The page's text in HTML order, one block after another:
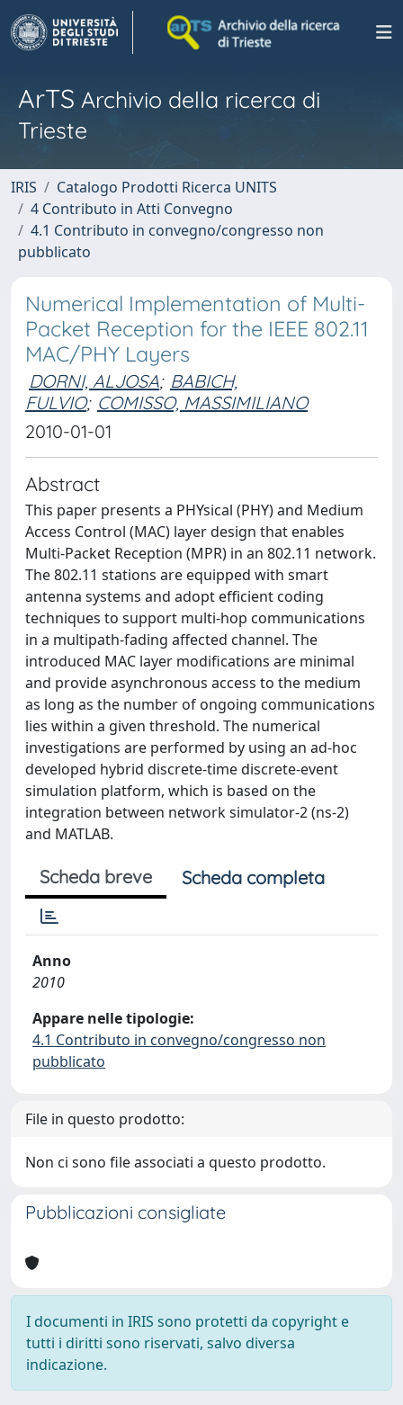
ArTS Archivio della ricerca di
Trieste
IRIS
Catalogo Prodotti Ricerca UNITS
4 Contributo in Atti Convegno
4.1 Contributo in convegno/congresso non
pubblicato
Numerical Implementation of Multi-
Packet Reception for the IEEE 802.11
MAC/PHY Layers
DORNI, ALJOSA; BABICH,
FULVIO; COMISSO, MASSIMILIANO
2010-01-01
Abstract
This paper presents a PHYsical (PHY) and Medium
Access Control (MAC) layer design that enables
Multi-Packet Reception (MPR) in an 802.11 network.
The 802.11 stations are equipped with smart
antenna systems and adopt efficient coding
techniques to support multi-hop communications
in a multipath-fading affected channel. The
introduced MAC layer modifications are minimal
and provide asynchronous access to the medium
as long as the number of ongoing communications
lies within a given threshold. The numerical
investigations are performed by using an ad-hoc
developed hybrid discrete-time discrete-event
simulation platform, which is based on the
integration between network simulator-2 (ns-2)
and MATLAB.
Scheda breve Scheda completa
Anno
2010
Appare nelle tipologie:
4.1 Contributo in convegno/congresso non
pubblicato
File in questo prodotto:
Non ci sono file associati a questo prodotto.
Pubblicazioni consigliate
I documenti in IRIS sono protetti da copyright e
tutti i diritti sono riservati, salvo diversa
indicazione.